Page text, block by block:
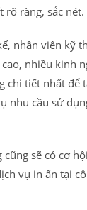
rõ ràng, sắc nét.
nhân viên kỹ
nhiều kinh
chi tiết nhất để
nhu cầu sử
cũng sẽ có cơ
vụ in ấn tại